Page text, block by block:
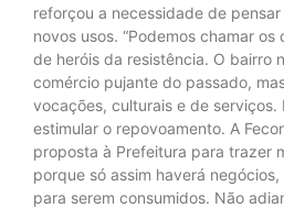
reforçou a necessidade de
novos usos. “Podemos chamar
de heróis da resistência. O bairro
comércio pujante do passado,
vocações, culturais e de serviços.
estimular o repovoamento. A
proposta à Prefeitura para trazer
porque só assim haverá
para serem consumidos. Não